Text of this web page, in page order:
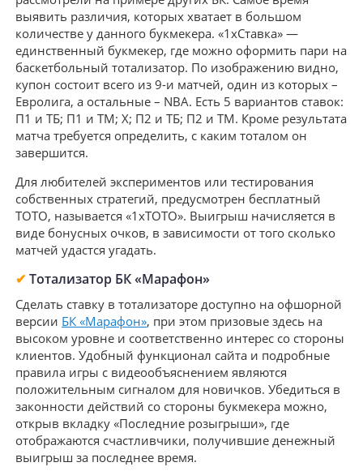
выявить различия, которых хватает в большом
количестве у данного букмекера. «1хСтавка» —
единственный букмекер, где можно оформить пари на
баскетбольный тотализатор. По изображению видно,
купон состоит всего из 9-и матчей, один из которых –
Евролига, а остальные – NBA. Есть 5 вариантов ставок:
П1 и ТБ; П1 и ТМ; Х; П2 и ТБ; П2 и ТМ. Кроме результата
матча требуется определить, с каким тоталом он
завершится.
Для любителей экспериментов или тестирования
собственных стратегий, предусмотрен бесплатный
ТОТО, называется «1хТОТО». Выигрыш начисляется в
виде бонусных очков, в зависимости от того сколько
матчей удастся угадать.
✔ Тотализатор БК «Марафон»
Сделать ставку в тотализаторе доступно на офшорной
версии БК «Марафон», при этом призовые здесь на
высоком уровне и соответственно интерес со стороны
клиентов. Удобный функционал сайта и подробные
правила игры с видеообъяснением являются
положительным сигналом для новичков. Убедиться в
законности действий со стороны букмекера можно,
открыв вкладку «Последние розыгрыши», где
отображаются счастливчики, получившие денежный
выигрыш за последнее время.